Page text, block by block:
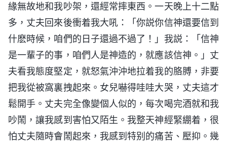
緣無故地和我吵架，還經常摔東西。一天晚上十二點
多，丈夫回來後衝着我大吼：「你説你信神還要信到
什麽時候，咱們的日子還過不過了！」我説：「信神
是一輩子的事，咱們人是神造的，就應該信神。」丈
夫看我態度堅定，就怒氣沖沖地拉着我的胳膊，非要
把我從被窩裏拽起來。女兒嚇得哇哇大哭，丈夫這才
鬆開手。丈夫完全像變個人似的，每次喝完酒就和我
吵鬧，讓我感到害怕又陌生。我整天神經緊綳着，很
怕丈夫隨時會鬧起來，我感到特别的痛苦、壓抑。幾